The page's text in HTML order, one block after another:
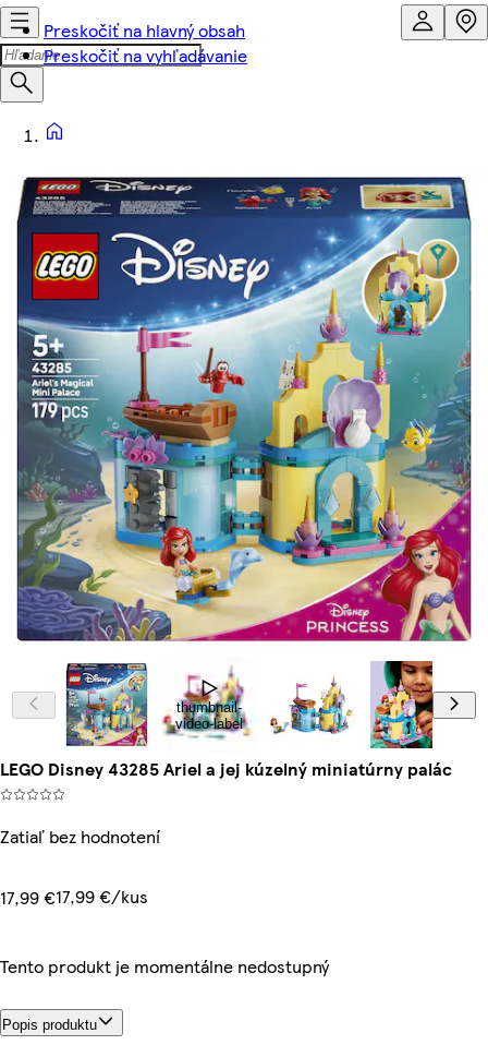
Preskočiť na hlavný obsah
Preskočiť na vyhľadávanie
thumbnail-
video-label
LEGO Disney 43285 Ariel a jej kúzelný miniatúrny palác
Zatiaľ bez hodnotení
17,99 €17,99 €/kus
Tento produkt je momentálne nedostupný
Popis produktu